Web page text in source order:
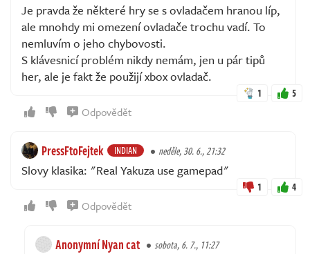
Je pravda že některé hry se s ovladačem hranou líp,
ale mnohdy mi omezení ovladače trochu vadí. To
nemluvím o jeho chybovosti.
S klávesnicí problém nikdy nemám, jen u pár tipů
her, ale je fakt že použijí xbox ovladač.
1 5
Odpovědět
PressFtoFejtek INDIAN neděle, 30. 6., 21:32
Slovy klasika: "Real Yakuza use gamepad"
1 4
Odpovědět
Anonymní Nyan cat sobota, 6. 7., 11:27